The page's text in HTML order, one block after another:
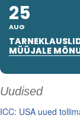
25
AUG
MÜÜJALE
Uudised
ICC: USA uued